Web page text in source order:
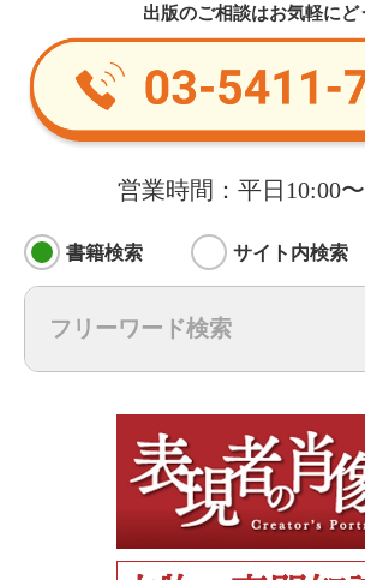
出版のご相談はお気軽にど
営業時間：平日10:00
書籍検索 サイト内検索